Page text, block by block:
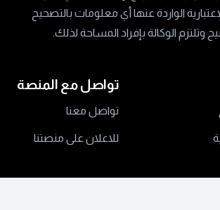
الواردة عنها أي معلومات بالتصحيح
وتلتزم الوكالة بإفراد المساحة لذلك.
تواصل مع المنصة
تواصل معنا
للاعلان على منصتنا